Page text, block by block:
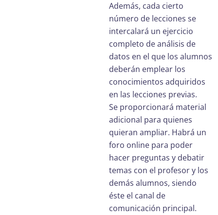
Además, cada cierto
número de lecciones se
intercalará un ejercicio
completo de análisis de
datos en el que los alumnos
deberán emplear los
conocimientos adquiridos
en las lecciones previas.
Se proporcionará material
adicional para quienes
quieran ampliar. Habrá un
foro online para poder
hacer preguntas y debatir
temas con el profesor y los
demás alumnos, siendo
éste el canal de
comunicación principal.